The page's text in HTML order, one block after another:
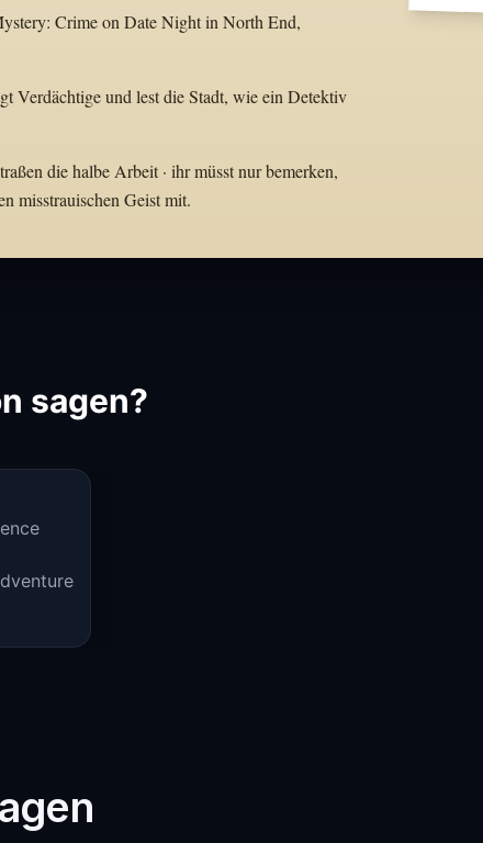
Crime on Date Night in North End,
Verdächtige und lest die Stadt, wie ein Detektiv
die halbe Arbeit · ihr müsst nur bemerken,
misstrauischen Geist mit.
sagen?